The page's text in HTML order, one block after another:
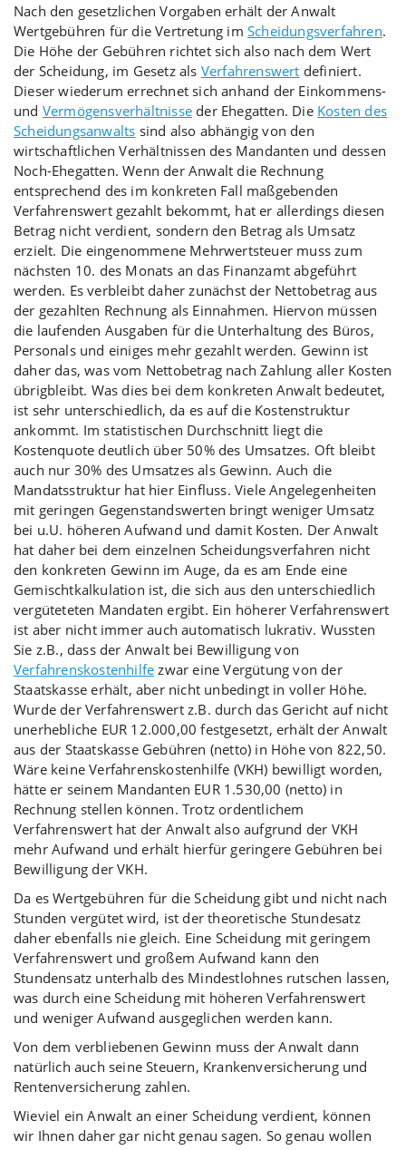
Nach den gesetzlichen Vorgaben erhält der Anwalt
Wertgebühren für die Vertretung im Scheidungsverfahren.
Die Höhe der Gebühren richtet sich also nach dem Wert
der Scheidung, im Gesetz als Verfahrenswert definiert.
Dieser wiederum errechnet sich anhand der Einkommens-
und Vermögensverhältnisse der Ehegatten. Die Kosten des
Scheidungsanwalts sind also abhängig von den
wirtschaftlichen Verhältnissen des Mandanten und dessen
Noch-Ehegatten. Wenn der Anwalt die Rechnung
entsprechend des im konkreten Fall maßgebenden
Verfahrenswert gezahlt bekommt, hat er allerdings diesen
Betrag nicht verdient, sondern den Betrag als Umsatz
erzielt. Die eingenommene Mehrwertsteuer muss zum
nächsten 10. des Monats an das Finanzamt abgeführt
werden. Es verbleibt daher zunächst der Nettobetrag aus
der gezahlten Rechnung als Einnahmen. Hiervon müssen
die laufenden Ausgaben für die Unterhaltung des Büros,
Personals und einiges mehr gezahlt werden. Gewinn ist
daher das, was vom Nettobetrag nach Zahlung aller Kosten
übrigbleibt. Was dies bei dem konkreten Anwalt bedeutet,
ist sehr unterschiedlich, da es auf die Kostenstruktur
ankommt. Im statistischen Durchschnitt liegt die
Kostenquote deutlich über 50% des Umsatzes. Oft bleibt
auch nur 30% des Umsatzes als Gewinn. Auch die
Mandatsstruktur hat hier Einfluss. Viele Angelegenheiten
mit geringen Gegenstandswerten bringt weniger Umsatz
bei u.U. höheren Aufwand und damit Kosten. Der Anwalt
hat daher bei dem einzelnen Scheidungsverfahren nicht
den konkreten Gewinn im Auge, da es am Ende eine
Gemischtkalkulation ist, die sich aus den unterschiedlich
vergüteteten Mandaten ergibt. Ein höherer Verfahrenswert
ist aber nicht immer auch automatisch lukrativ. Wussten
Sie z.B., dass der Anwalt bei Bewilligung von
Verfahrenskostenhilfe zwar eine Vergütung von der
Staatskasse erhält, aber nicht unbedingt in voller Höhe.
Wurde der Verfahrenswert z.B. durch das Gericht auf nicht
unerhebliche EUR 12.000,00 festgesetzt, erhält der Anwalt
aus der Staatskasse Gebühren (netto) in Höhe von 822,50.
Wäre keine Verfahrenskostenhilfe (VKH) bewilligt worden,
hätte er seinem Mandanten EUR 1.530,00 (netto) in
Rechnung stellen können. Trotz ordentlichem
Verfahrenswert hat der Anwalt also aufgrund der VKH
mehr Aufwand und erhält hierfür geringere Gebühren bei
Bewilligung der VKH.
Da es Wertgebühren für die Scheidung gibt und nicht nach
Stunden vergütet wird, ist der theoretische Stundesatz
daher ebenfalls nie gleich. Eine Scheidung mit geringem
Verfahrenswert und großem Aufwand kann den
Stundensatz unterhalb des Mindestlohnes rutschen lassen,
was durch eine Scheidung mit höheren Verfahrenswert
und weniger Aufwand ausgeglichen werden kann.
Von dem verbliebenen Gewinn muss der Anwalt dann
natürlich auch seine Steuern, Krankenversicherung und
Rentenversicherung zahlen.
Wieviel ein Anwalt an einer Scheidung verdient, können
wir Ihnen daher gar nicht genau sagen. So genau wollen